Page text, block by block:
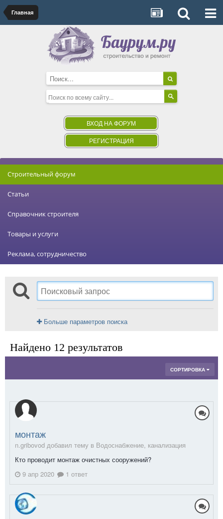
Главная
ВХОД НА ФОРУМ
РЕГИСТРАЦИЯ
Строительный форум
Статьи
Справочник строителя
Товары и услуги
Реклама, сотрудничество
Больше параметров поиска
Найдено 12 результатов
СОРТИРОВКА
монтаж
n.gribovod добавил тему в Водоснабжение, канализация
Кто проводит монтаж очистных сооружений?
9 апр 2020
1 ответ